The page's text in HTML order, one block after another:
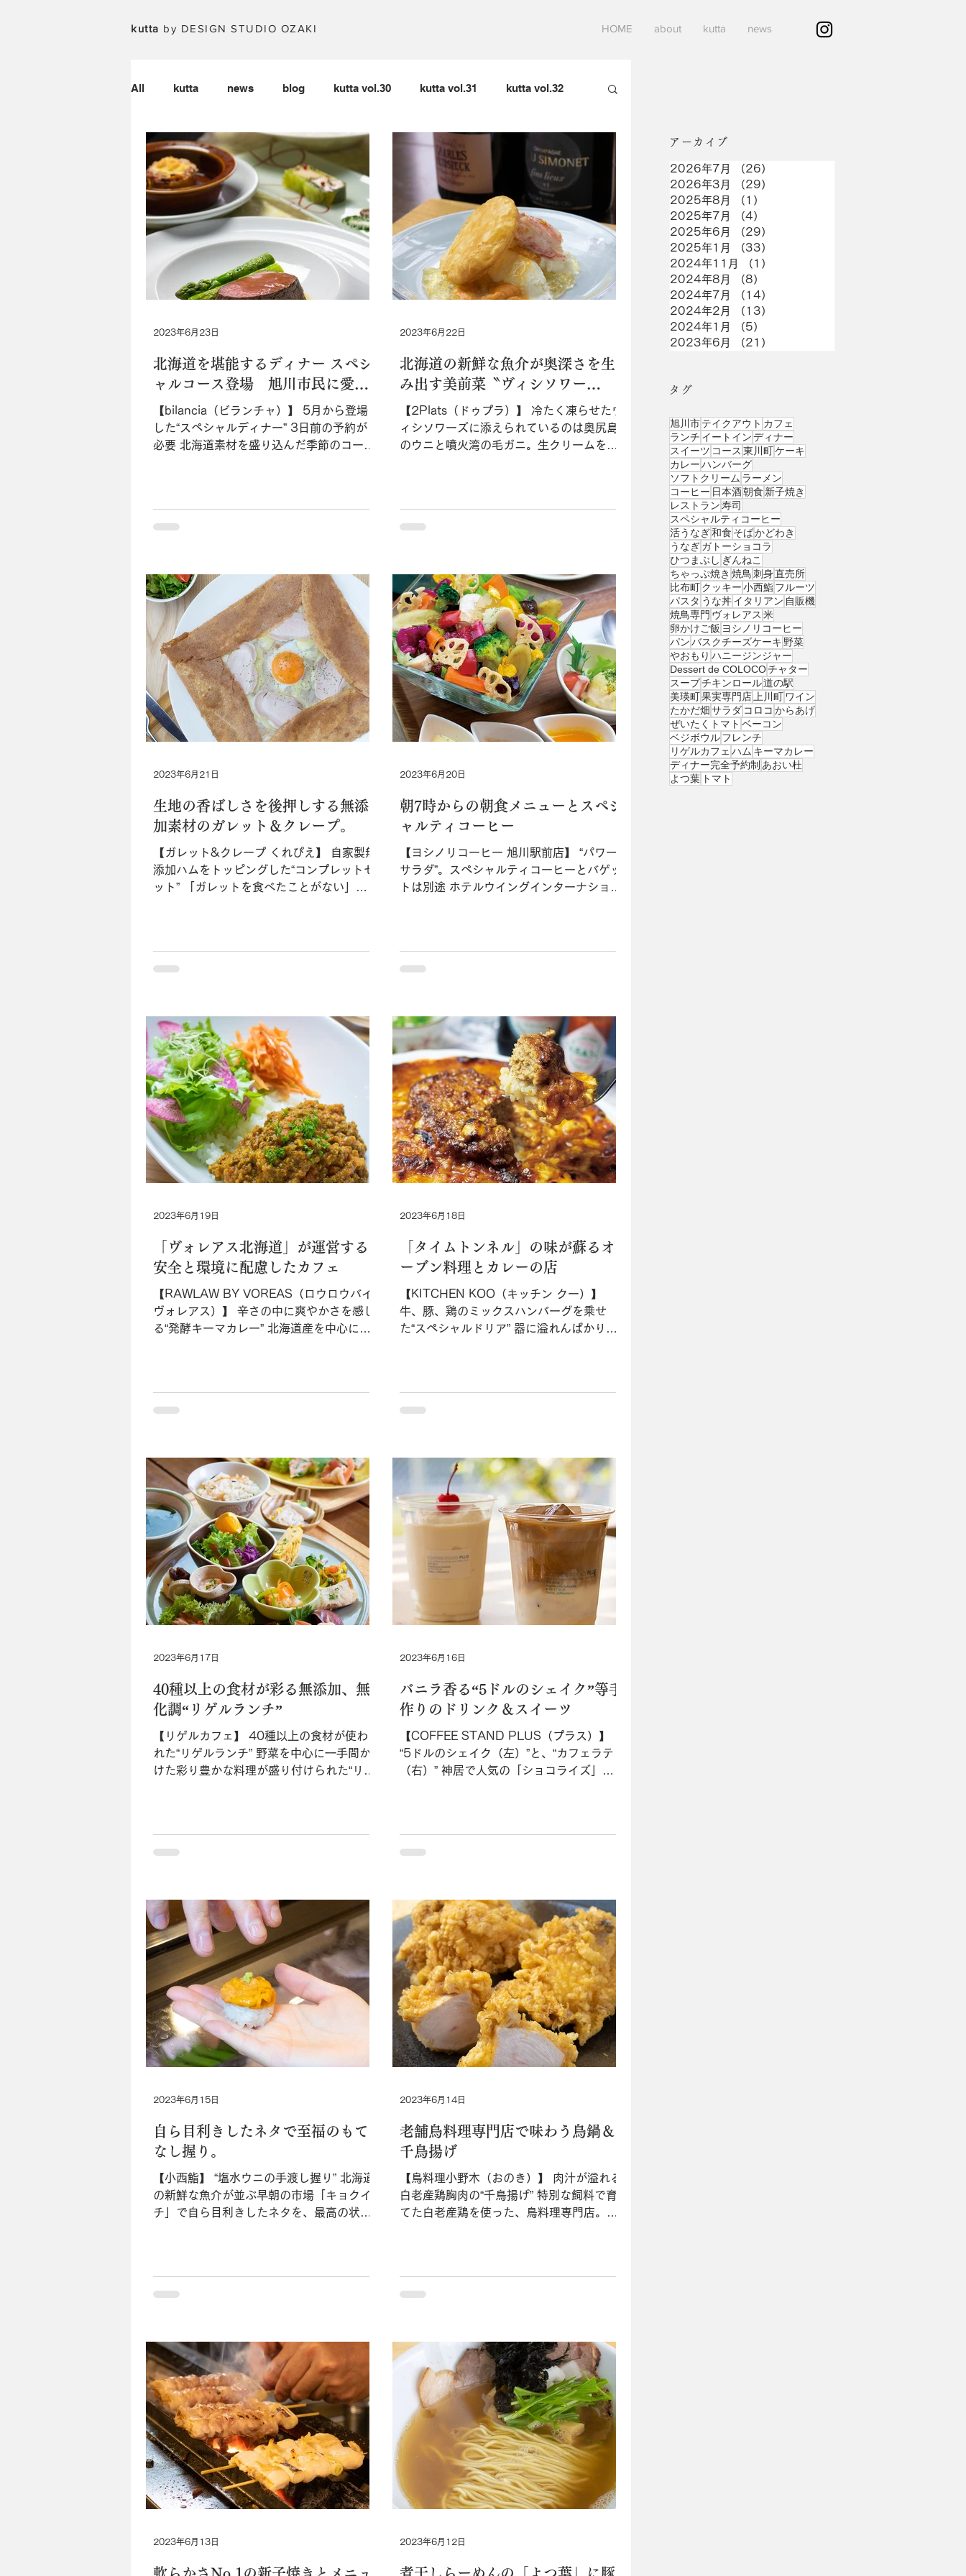
kutta by DESIGN STUDIO OZAKI HOME about kutta news
All kutta news blog kutta vol.30 kutta vol.31 kutta vol.32
kutta vol.33 kutta vol.34 kutta vol.35 kutta vol.36 kutta vol.37
kutta vol.38 kutta vol.39
北海道を堪能するディナー スペシ
ャルコース登場 旭川市民に愛さ
れる予約必須の超人気店
【bilancia（ビランチャ）】 5月から登場
した“スペシャルディナー” 3日前の予約が
必要 北海道素材を盛り込んだ季節のコース
2023年6月23日
北海道の新鮮な魚介が奥深さを生
み出す美前菜〝ヴィシソワー
ズ〟 北海道産素材とフレンチが
出会うドゥプラの美食コース
【2Plats（ドゥプラ）】 冷たく凍らせたヴ
ィシソワーズに添えられているのは奥尻島
のウニと噴火湾の毛ガニ。生クリームを使
2023年6月22日
生地の香ばしさを後押しする無添
加素材のガレット＆クレープ。
【ガレット&クレープ くれぴえ】 自家製無
添加ハムをトッピングした“コンプレットセ
ット” 「ガレットを食べたことがない」と
焼き上げた幌加内産そば粉の生地を、自家
製ハム...
2023年6月21日
朝7時からの朝食メニューとスペシ
ャルティコーヒー
【ヨシノリコーヒー 旭川駅前店】 “パワー
サラダ”。スペシャルティコーヒーとバゲッ
トは別途 ホテルウイングインターナショナ
（￥539）”、2種の味から選べる“...
2023年6月20日
「ヴォレアス北海道」が運営する
安全と環境に配慮したカフェ
【RAWLAW BY VOREAS（ロウロウバイ
ヴォレアス）】 辛さの中に爽やかさを感じ
る“発酵キーマカレー” 北海道産を中心に、
2023年6月19日
「タイムトンネル」の味が蘇るオ
ーブン料理とカレーの店
【KITCHEN KOO（キッチン クー）】
牛、豚、鶏のミックスハンバーグを乗せ
た“スペシャルドリア” 器に溢れんばかりに
2023年6月18日
40種以上の食材が彩る無添加、無
化調“リゲルランチ”
【リゲルカフェ】 40種以上の食材が使わ
れた“リゲルランチ” 野菜を中心に一手間か
けた彩り豊かな料理が盛り付けられた“リゲ
2023年6月17日
バニラ香る“5ドルのシェイク”等手
作りのドリンク＆スイーツ
【COFFEE STAND PLUS（プラス）】
“5ドルのシェイク（左）”と、“カフェラテ
（右）” 神居で人気の「ショコライズ」の
2023年6月16日
自ら目利きしたネタで至福のもて
なし握り。
【小西鮨】 “塩水ウニの手渡し握り” 北海道
の新鮮な魚介が並ぶ早朝の市場「キョクイ
チ」で自ら目利きしたネタを、最高の状態
2023年6月15日
老舗鳥料理専門店で味わう鳥鍋＆
千鳥揚げ
【鳥料理小野木（おのき）】 肉汁が溢れる
白老産鶏胸肉の“千鳥揚げ” 特別な飼料で育
てた白老産鶏を使った、鳥料理専門店。新
2023年6月14日
軟らかさNo.1の新子焼きとメニュ
2023年6月13日
煮干しらーめんの「よつ葉」に豚
2023年6月12日
アーカイブ
2026年7月 （26）
2026年3月
（29）
2025年8月
（1）
2025年7月
（4）
2025年6月
（29）
2025年1月
（33）
2024年11月
（1）
2024年8月
（8）
2024年7月
（14）
2024年2月
（13）
2024年1月
（5）
2023年6月
（21）
タグ
旭川市テイクアウト カフェ
ランチ イートインディナー
スイーツ コース 東川町ケーキ
カレーハンバーグ
ソフトクリーム ラーメン
コーヒー 日本酒朝食 新子焼き
レストラン寿司
スペシャルティコーヒー
活うなぎ和食 そばかどわき
うなぎガトーショコラ
ひつまぶし ぎんねこ
ちゃっぷ焼き 焼鳥刺身直売所
比布町クッキー小西鮨フルーツ
パスタ うな丼イタリアン 自販機
焼鳥専門 ヴォレアス 米
卵かけご飯 ヨシノリコーヒー
パンバスクチーズケーキ 野菜
やおもり ハニージンジャー
Dessert de COLOCOチャター
スープチキンロール道の駅
美瑛町果実専門店 上川町 ワイン
たかだ畑サラダ コロコ からあげ
ぜいたくトマト ベーコン
ベジボウルフレンチ
リゲルカフェ ハム キーマカレー
ディナー完全予約制 あおい杜
よつ葉 トマト